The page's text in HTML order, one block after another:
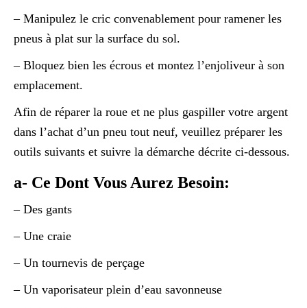
– Manipulez le cric convenablement pour ramener les
pneus à plat sur la surface du sol.
– Bloquez bien les écrous et montez l’enjoliveur à son
emplacement.
Afin de réparer la roue et ne plus gaspiller votre argent
dans l’achat d’un pneu tout neuf, veuillez préparer les
outils suivants et suivre la démarche décrite ci-dessous.
a- Ce Dont Vous Aurez Besoin:
– Des gants
– Une craie
– Un tournevis de perçage
– Un vaporisateur plein d’eau savonneuse